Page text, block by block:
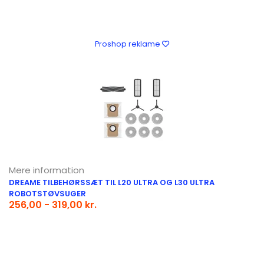
Proshop reklame
Mere information
DREAME TILBEHØRSSÆT TIL L20 ULTRA OG L30 ULTRA
ROBOTSTØVSUGER
256,00 - 319,00 kr.